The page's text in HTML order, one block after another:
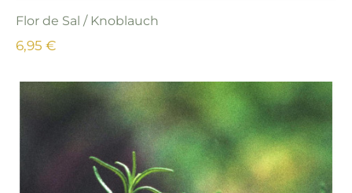
Flor de Sal / Knoblauch
6,95 €